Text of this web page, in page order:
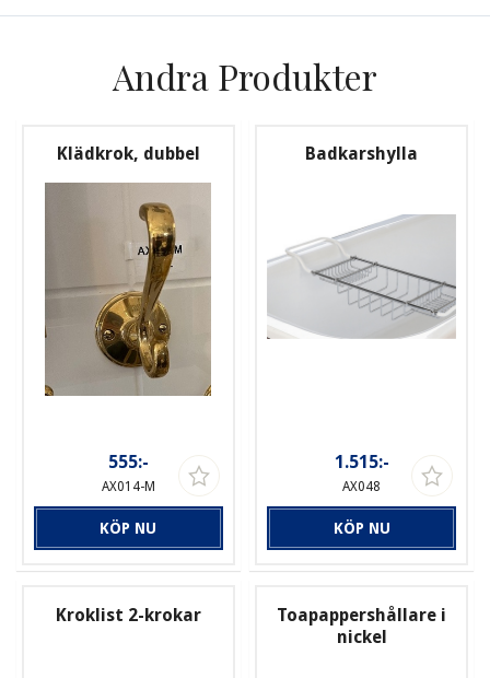
Andra Produkter
Klädkrok, dubbel
555:-
AX014-M
KÖP NU
Badkarshylla
1.515:-
AX048
KÖP NU
Kroklist 2-krokar
Toapappershållare i
nickel